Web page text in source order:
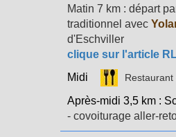
Matin 7 km : départ
traditionnel avec
d'Eschviller
clique sur l'article
Midi
Restaurant
Après-midi 3,5 km :
- covoiturage aller-